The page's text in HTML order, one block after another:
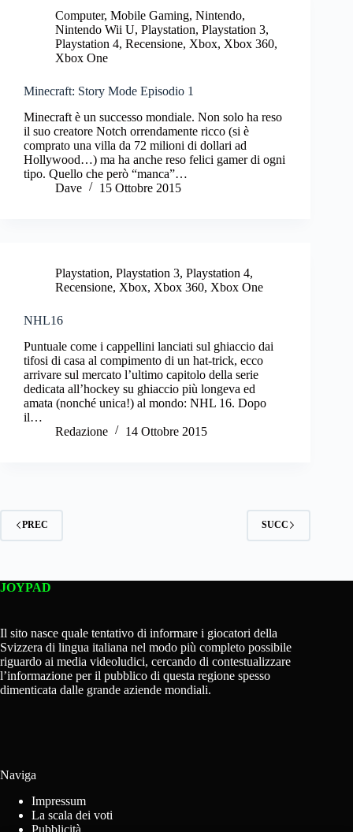
Computer, Mobile Gaming, Nintendo,
Nintendo Wii U, Playstation, Playstation 3,
Playstation 4, Recensione, Xbox, Xbox 360,
Xbox One
Minecraft: Story Mode Episodio 1
Minecraft è un successo mondiale. Non solo ha reso
il suo creatore Notch orrendamente ricco (si è
comprato una villa da 72 milioni di dollari ad
Hollywood…) ma ha anche reso felici gamer di ogni
tipo. Quello che però “manca”…
Dave
15 Ottobre 2015
Playstation, Playstation 3, Playstation 4,
Recensione, Xbox, Xbox 360, Xbox One
NHL16
Puntuale come i cappellini lanciati sul ghiaccio dai
tifosi di casa al compimento di un hat-trick, ecco
arrivare sul mercato l’ultimo capitolo della serie
dedicata all’hockey su ghiaccio più longeva ed
amata (nonché unica!) al mondo: NHL 16. Dopo
il…
Redazione
14 Ottobre 2015
PREC SUCC
JOYPAD
Il sito nasce quale tentativo di informare i giocatori della
Svizzera di lingua italiana nel modo più completo possibile
riguardo ai media videoludici, cercando di contestualizzare
l’informazione per il pubblico di questa regione spesso
dimenticata dalle grande aziende mondiali.
Naviga
Impressum
La scala dei voti
Pubblicità